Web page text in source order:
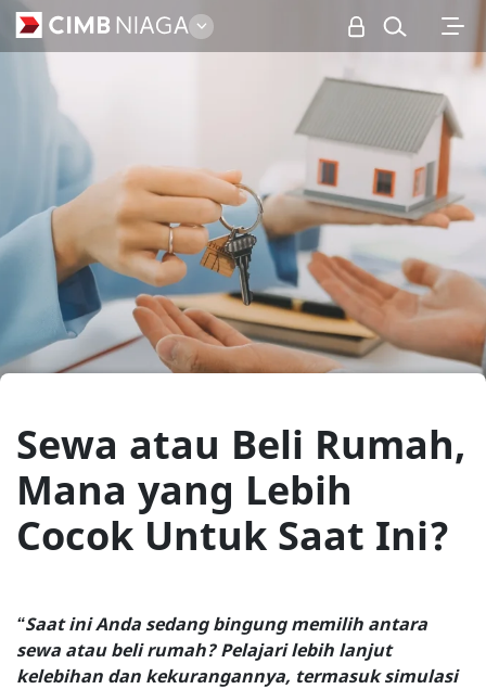
Personal
Sewa atau Beli Rumah,
Mana yang Lebih
Cocok Untuk Saat Ini?
“Saat ini Anda sedang bingung memilih antara
sewa atau beli rumah? Pelajari lebih lanjut
kelebihan dan kekurangannya, termasuk simulasi